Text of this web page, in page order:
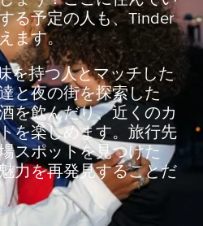
る予定の人も、Tinder
ます。
を持つ人とマッチした
と夜の街を探索した
を飲んだり、近くのカ
を楽しめます。旅行先
スポットを見つけた
力を再発見することだ